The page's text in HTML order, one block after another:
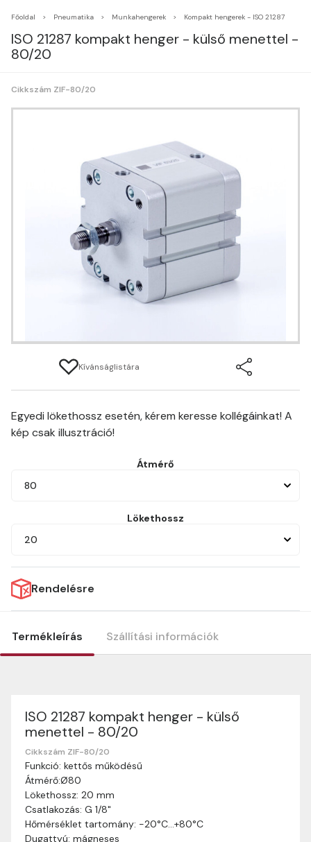
Főoldal Pneumatika Munkahengerek Kompakt hengerek - ISO 21287
ISO 21287 kompakt henger - külső menettel -
80/20
Cikkszám ZIF-80/20
Kívánságlistára
Egyedi lökethossz esetén, kérem keresse kollégáinkat! A
kép csak illusztráció!
Átmérő
80
Lökethossz
20
Rendelésre
Termékleírás Szállítási információk
ISO 21287 kompakt henger - külső
menettel - 80/20
Cikkszám ZIF-80/20
Funkció: kettős működésű
Átmérő:Ø80
Lökethossz: 20 mm
Csatlakozás: G 1/8"
Hőmérséklet tartomány: -20°C…+80°C
Dugattyú: mágneses
Szállítási információk
Nagyon köszönjük, hogy webshopunkat választottátok
vásárlásaitokhoz. Az alábbiakban megtaláljátok szállítási
információinkat, hogy a vásárlásotok gördülékenyen és
zökkenőmentesen történhessen.
Szállítási idő:
munkanapon belül kézbesítjük. Amennyiben
valamilyen okból kifolyólag a szállítás hosszabb